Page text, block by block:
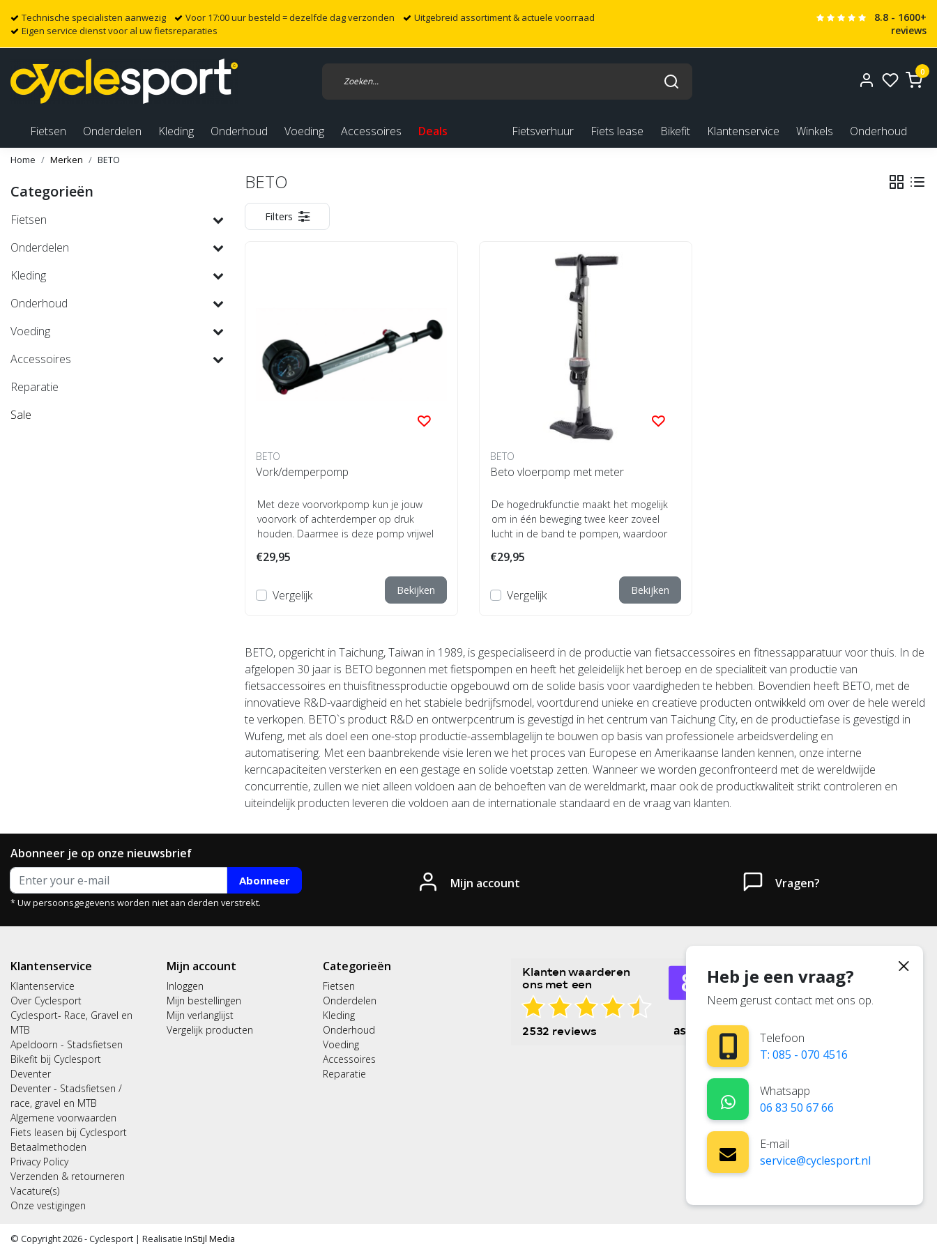
Technische specialisten aanwezig Voor 17:00 uur besteld = dezelfde dag verzonden
Uitgebreid assortiment & actuele voorraad
Eigen service dienst voor al uw fietsreparaties
8.8 - 1600+
reviews
0
Fietsen Onderdelen Kleding Onderhoud Voeding Accessoires Deals Fietsverhuur Fiets lease Bikefit Klantenservice Winkels Onderhoud
Home Merken BETO
Categorieën
Fietsen
Onderdelen
Kleding
Onderhoud
Voeding
Accessoires
Reparatie
Sale
BETO
Filters
BETO
Vork/demperpomp
Met deze voorvorkpomp kun je jouw
voorvork of achterdemper op druk
houden. Daarmee is deze pomp vrijwel
€29,95
Vergelijk Bekijken
BETO
Beto vloerpomp met meter
De hogedrukfunctie maakt het mogelijk
om in één beweging twee keer zoveel
lucht in de band te pompen, waardoor
€29,95
Vergelijk Bekijken
BETO, opgericht in Taichung, Taiwan in 1989, is gespecialiseerd in de productie van fietsaccessoires en fitnessapparatuur voor thuis. In de
afgelopen 30 jaar is BETO begonnen met fietspompen en heeft het geleidelijk het beroep en de specialiteit van productie van
fietsaccessoires en thuisfitnessproductie opgebouwd om de solide basis voor vaardigheden te hebben. Bovendien heeft BETO, met de
innovatieve R&D-vaardigheid en het stabiele bedrijfsmodel, voortdurend unieke en creatieve producten ontwikkeld om over de hele wereld
te verkopen. BETO`s product R&D en ontwerpcentrum is gevestigd in het centrum van Taichung City, en de productiefase is gevestigd in
Wufeng, met als doel een one-stop productie-assemblagelijn te bouwen op basis van professionele arbeidsverdeling en
automatisering. Met een baanbrekende visie leren we het proces van Europese en Amerikaanse landen kennen, onze interne
kerncapaciteiten versterken en een gestage en solide voetstap zetten. Wanneer we worden geconfronteerd met de wereldwijde
concurrentie, zullen we niet alleen voldoen aan de behoeften van de wereldmarkt, maar ook de productkwaliteit strikt controleren en
uiteindelijk producten leveren die voldoen aan de internationale standaard en de vraag van klanten.
Abonneer je op onze nieuwsbrief
Abonneer
* Uw persoonsgegevens worden niet aan derden verstrekt.
Mijn account Vragen?
Klantenservice
Klantenservice
Over Cyclesport
Cyclesport- Race, Gravel en
MTB
Apeldoorn - Stadsfietsen
Bikefit bij Cyclesport
Deventer
Deventer - Stadsfietsen /
race, gravel en MTB
Algemene voorwaarden
Fiets leasen bij Cyclesport
Betaalmethoden
Privacy Policy
Verzenden & retourneren
Vacature(s)
Onze vestigingen
Mijn account
Inloggen
Mijn bestellingen
Mijn verlanglijst
Vergelijk producten
Categorieën
Fietsen
Onderdelen
Kleding
Onderhoud
Voeding
Accessoires
Reparatie
Cyclesport
085 - 0704516
7311 ER Apeldoorn
BTW-number:
NL863320569B01
© Copyright 2026 - Cyclesport | Realisatie InStijl Media
Heb je een vraag?
Neem gerust contact met ons op.
Telefoon
T: 085 - 070 4516
Whatsapp
06 83 50 67 66
E-mail
service@cyclesport.nl